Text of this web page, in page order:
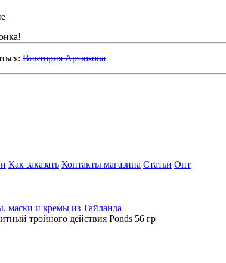
Виктория Артюхова
Как заказать Контакты магазина Статьи Опт
маски и кремы из Тайланда
тройного действия Ponds 56 гр